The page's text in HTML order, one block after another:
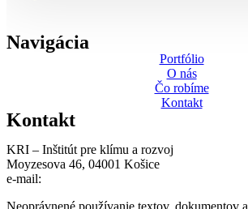
Navigácia
Portfólio
O nás
Čo robíme
Kontakt
Kontakt
KRI – Inštitút pre klímu a rozvoj
Moyzesova 46, 04001 Košice
e-mail:
Neoprávnené používanie textov, dokumentov